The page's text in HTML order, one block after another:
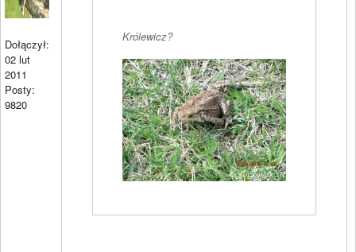
Dołączył:
02 lut
2011
Posty:
9820
Królewicz?